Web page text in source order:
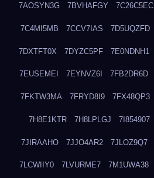
7AOSYN3G 7BVHAFGY 7C26C5EC
7C4MI5MB 7CCV7IAS 7D5UQZFD
7DXTFT0X 7DYZC5PF 7E0NDNH1
7EUSEMEI 7EYNVZ6I 7FB2DR6D
7FKTW3MA 7FRYD8I9 7FX48QP3
7H8E1KTR 7H8LPLGJ 7I854907
7JIRAAHO 7JJO4AR2 7JLOZ9Q7
7LCWIIY0 7LVURME7 7M1UWA38